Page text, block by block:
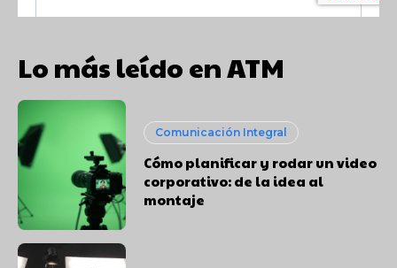
Lo más leído en ATM
Comunicación Integral
Cómo planificar y rodar un video
corporativo: de la idea al
montaje